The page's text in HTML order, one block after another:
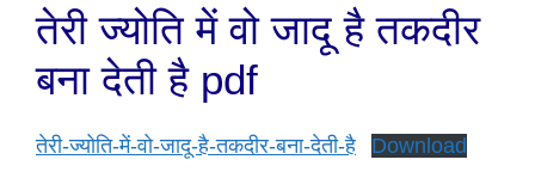
तेरी ज्योति में वो जादू है तकदीर
बना देती है pdf
तेरी-ज्योति-में-वो-जादू-है-तकदीर-बना-देती-है Download